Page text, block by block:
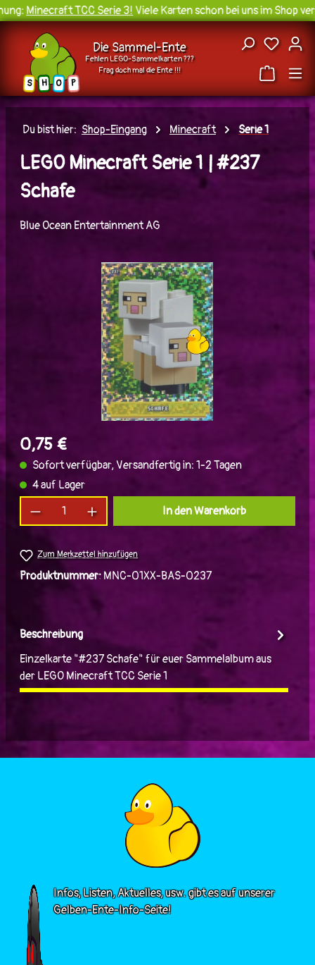
Zum Hauptinhalt springen
Minecraft TCC Serie 3!Viele Karten schon bei uns im Shop
S H O P
Die Sammel-Ente
Fehlen LEGO-Sammelkarten ???
Frag doch mal die Ente !!!
Du
Du bist hier: Shop-Eingang Minecraft Serie 1
LEGO Minecraft Serie 1 | #237
Schafe
Blue Ocean Entertainment AG
Bildergalerie überspringen
0,75 €
Sofort verfügbar, Versandfertig in: 1-2 Tagen
4 auf Lager
Produkt Anzahl: Gib den gewünschten Wert
In den Warenkorb
Zum Merkzettel hinzufügen
Produktnummer: MNC-01XX-BAS-0237
Beschreibung
Einzelkarte "#237 Schafe" für euer Sammelalbum aus
der LEGO Minecraft TCC Serie 1
Infos, Listen, Aktuelles, usw. gibt es auf unserer
Gelben-Ente-Info-Seite!